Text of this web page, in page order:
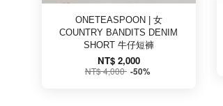
ONETEASPOON | 女
COUNTRY BANDITS DENIM
SHORT 牛仔短褲
NT$ 2,000
NT$ 4,000 -50%